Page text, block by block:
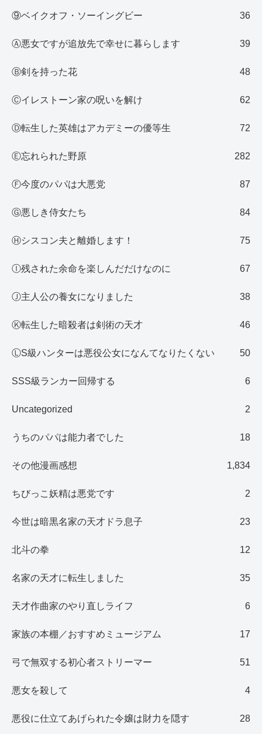
⑨ベイクオフ・ソーイングビー 36
Ⓐ悪女ですが追放先で幸せに暮らします 39
Ⓑ剣を持った花 48
Ⓒイレストーン家の呪いを解け 62
Ⓓ転生した英雄はアカデミーの優等生 72
Ⓔ忘れられた野原 282
Ⓕ今度のパパは大悪党 87
Ⓖ悪しき侍女たち 84
Ⓗシスコン夫と離婚します！ 75
Ⓘ残された余命を楽しんだだけなのに 67
Ⓙ主人公の養女になりました 38
Ⓚ転生した暗殺者は剣術の天才 46
ⓁS級ハンターは悪役公女になんてなりたくない 50
SSS級ランカー回帰する 6
Uncategorized 2
うちのパパは能力者でした 18
その他漫画感想 1,834
ちびっこ妖精は悪党です 2
今世は暗黒名家の天才ドラ息子 23
北斗の拳 12
名家の天才に転生しました 35
天才作曲家のやり直しライフ 6
家族の本棚／おすすめミュージアム 17
弓で無双する初心者ストリーマー 51
悪女を殺して 4
悪役に仕立てあげられた令嬢は財力を隠す 28